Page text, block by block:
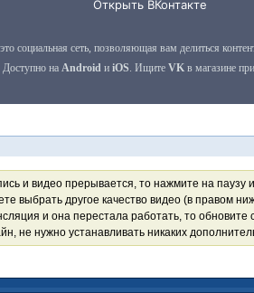
и видео прерывается, то нажмите на паузу
выбрать другое качество видео (в правом
и она перестала работать, то обновите
не нужно устанавливать никаких